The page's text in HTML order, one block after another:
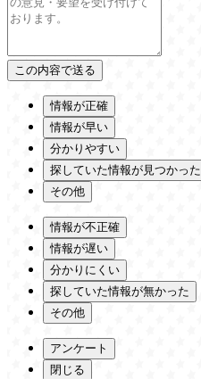
情報が正確
情報が早い
分かりやすい
探していた情報が見つかった
その他
情報が不正確
情報が遅い
分かりにくい
探していた情報が無かった
その他
アンケート
閉じる